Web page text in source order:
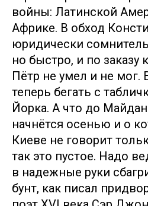
войны: Латинской
Африке. В обход
юридически
но быстро, и по заказу
Пётр не умел и не мог.
теперь бегать с
Йорка. А что до
начнётся осенью и о
Киеве не говорит
так это пустое. Надо
в надежные руки
бунт, как писал